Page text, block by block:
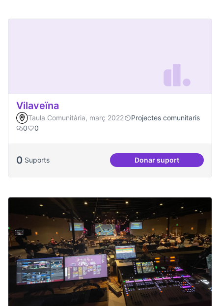
Vilaveïna
Taula Comunitària, març 2022
Projectes comunitaris
0
0
0 Suports Donar suport
Vilaveïna